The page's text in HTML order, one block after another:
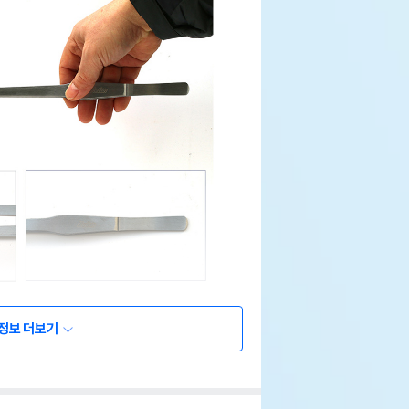
보 더보기